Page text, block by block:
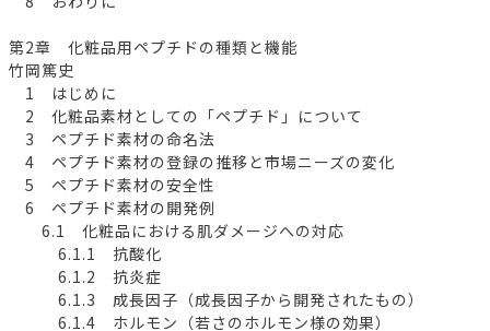
第2章 化粧品用ペプチドの種類と機能
竹岡篤史
1 はじめに
2 化粧品素材としての「ペプチド」について
3 ペプチド素材の命名法
4 ペプチド素材の登録の推移と市場ニーズの変化
5 ペプチド素材の安全性
6 ペプチド素材の開発例
6.1 化粧品における肌ダメージへの対応
6.1.1 抗酸化
6.1.2 抗炎症
6.1.3 成長因子（成長因子から開発されたもの）
6.1.4 ホルモン（若さのホルモン様の効果）